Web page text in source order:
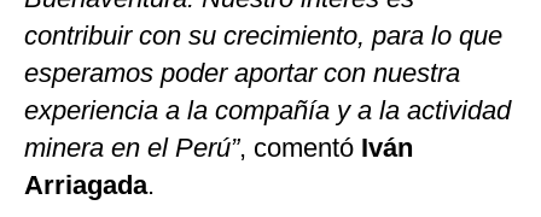
contribuir con su crecimiento, para lo que
esperamos poder aportar con nuestra
experiencia a la compañía y a la actividad
minera en el Perú”, comentó Iván
Arriagada.